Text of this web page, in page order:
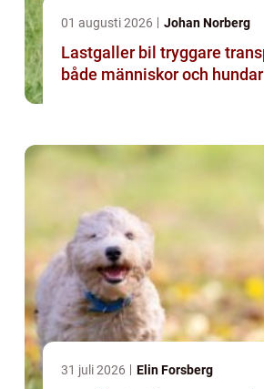
01 augusti 2026 Johan Norberg
Lastgaller bil tryggare transport för
både människor och hundar
31 juli 2026 Elin Forsberg